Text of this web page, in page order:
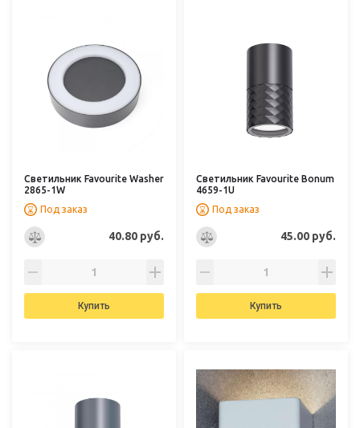
Светильник Favourite Washer
2865-1W
Под заказ
40.80 руб.
Купить
Светильник Favourite Bonum
4659-1U
Под заказ
45.00 руб.
Купить